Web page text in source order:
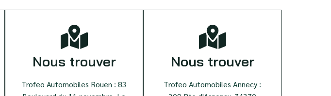
Nous trouver
Trofeo Automobiles Rouen : 83
Nous trouver
Trofeo Automobiles Annecy :